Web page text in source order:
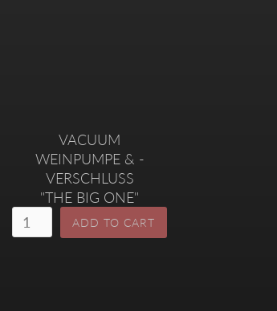
VACUUM
WEINPUMPE & -
VERSCHLUSS
"THE BIG ONE"